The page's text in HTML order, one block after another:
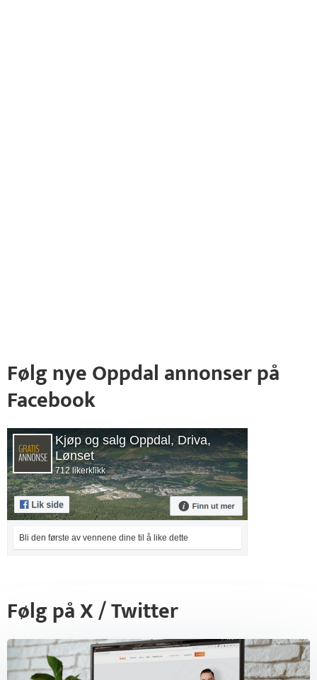
Følg nye Oppdal annonser på
Facebook
Kjøp og salg Oppdal, Driva,
Lønset
712 likerklikk
Bli den første av vennene dine til å like dette
Følg på X / Twitter